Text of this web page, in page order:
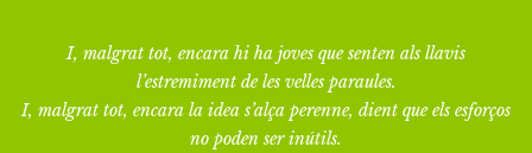
I, malgrat tot, encara hi ha joves que senten als llavis
l’estremiment de les velles paraules.
I, malgrat tot, encara la idea s’alça perenne, dient que els esforços
no poden ser inútils.